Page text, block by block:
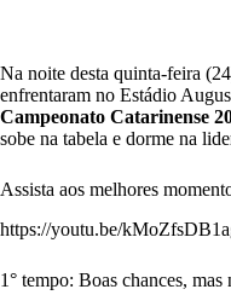
Na noite desta quinta-feira
enfrentaram no Estádio
Campeonato Catarinense
sobe na tabela e dorme na
Assista aos melhores
https://youtu.be/
1° tempo: Boas chances, mas